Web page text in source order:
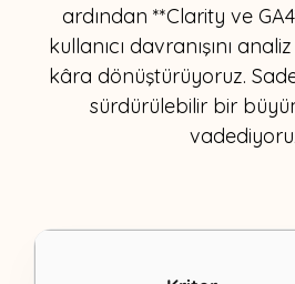
ardından **Clarity ve
kullanıcı davranışını
kâra dönüştürüyoruz.
sürdürülebilir bir